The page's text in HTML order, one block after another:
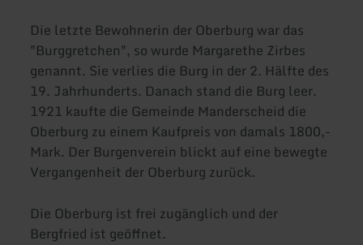
Die letzte Bewohnerin der Oberburg war das
"Burggretchen", so wurde Margarethe Zirbes
genannt. Sie verlies die Burg in der 2. Hälfte des
19. Jahrhunderts. Danach stand die Burg leer.
1921 kaufte die Gemeinde Manderscheid die
Oberburg zu einem Kaufpreis von damals 1800,-
Mark. Der Burgenverein blickt auf eine bewegte
Vergangenheit der Oberburg zurück.
Die Oberburg ist frei zugänglich und der
Bergfried ist geöffnet.